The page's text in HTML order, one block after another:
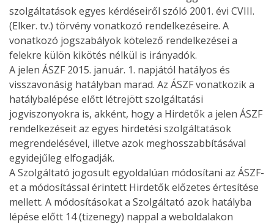
szolgáltatások egyes kérdéseiről szóló 2001. évi CVIII.
(Elker. tv.) törvény vonatkozó rendelkezéseire. A
vonatkozó jogszabályok kötelező rendelkezései a
felekre külön kikötés nélkül is irányadók.
A jelen ÁSZF 2015. január. 1. napjától hatályos és
visszavonásig hatályban marad. Az ÁSZF vonatkozik a
hatálybalépése előtt létrejött szolgáltatási
jogviszonyokra is, akként, hogy a Hirdetők a jelen ÁSZF
rendelkezéseit az egyes hirdetési szolgáltatások
megrendelésével, illetve azok meghosszabbításával
egyidejűleg elfogadják.
A Szolgáltató jogosult egyoldalúan módosítani az ÁSZF-
et a módosítással érintett Hirdetők előzetes értesítése
mellett. A módosításokat a Szolgáltató azok hatályba
lépése előtt 14 (tizenegy) nappal a weboldalakon